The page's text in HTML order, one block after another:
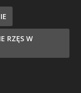
RZĘS W